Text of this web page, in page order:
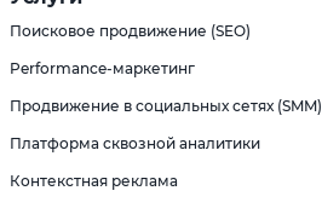
Поисковое продвижение (SEO)
Performance-маркетинг
Продвижение в социальных сетях (SMM)
Платформа сквозной аналитики
Контекстная реклама